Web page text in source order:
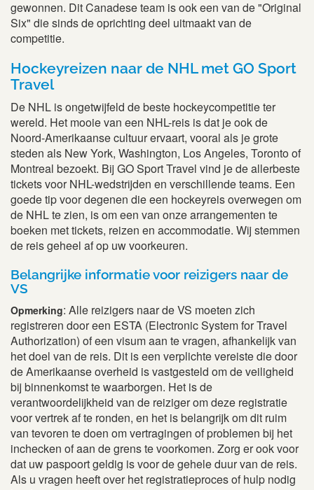
gewonnen. Dit Canadese team is ook een van de "Original
Six" die sinds de oprichting deel uitmaakt van de
competitie.
Hockeyreizen naar de NHL met GO Sport
Travel
De NHL is ongetwijfeld de beste hockeycompetitie ter
wereld. Het mooie van een NHL-reis is dat je ook de
Noord-Amerikaanse cultuur ervaart, vooral als je grote
steden als New York, Washington, Los Angeles, Toronto of
Montreal bezoekt. Bij GO Sport Travel vind je de allerbeste
tickets voor NHL-wedstrijden en verschillende teams. Een
goede tip voor degenen die een hockeyreis overwegen om
de NHL te zien, is om een van onze arrangementen te
boeken met tickets, reizen en accommodatie. Wij stemmen
de reis geheel af op uw voorkeuren.
Belangrijke informatie voor reizigers naar de
VS
Opmerking: Alle reizigers naar de VS moeten zich
registreren door een ESTA (Electronic System for Travel
Authorization) of een visum aan te vragen, afhankelijk van
het doel van de reis. Dit is een verplichte vereiste die door
de Amerikaanse overheid is vastgesteld om de veiligheid
bij binnenkomst te waarborgen. Het is de
verantwoordelijkheid van de reiziger om deze registratie
voor vertrek af te ronden, en het is belangrijk om dit ruim
van tevoren te doen om vertragingen of problemen bij het
inchecken of aan de grens te voorkomen. Zorg er ook voor
dat uw paspoort geldig is voor de gehele duur van de reis.
Als u vragen heeft over het registratieproces of hulp nodig